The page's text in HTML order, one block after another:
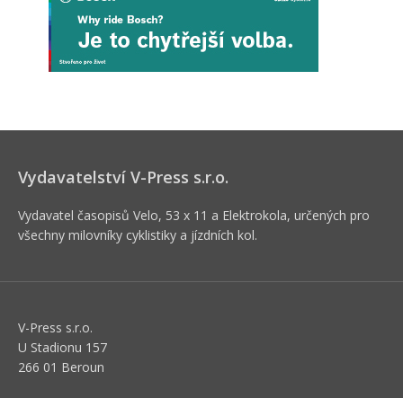
Vydavatelství V-Press s.r.o.
Vydavatel časopisů Velo, 53 x 11 a Elektrokola, určených pro
všechny milovníky cyklistiky a jízdních kol.
V-Press s.r.o.
U Stadionu 157
266 01 Beroun